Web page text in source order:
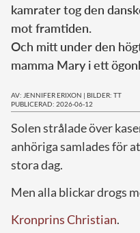
kamrater tog den
mot framtiden.
Och mitt under den
mamma Mary i ett
AV: JENNIFER ERIXON | BILDER: TT
PUBLICERAD: 2026-06-12
Solen strålade över
anhöriga samlades för
stora dag.
Men alla blickar drogs
Kronprins Christian.